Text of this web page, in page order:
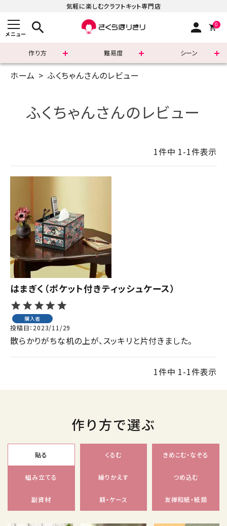
気軽に楽しむクラフトキット専門店
メニュー search person 0
作り方 難易度 シーン
まずはこちら
新着商品
診断チャート
ジャンルで選ぶ
レビューを見る
コーポレートサイト
実店舗案内
デイサービス／
介護施設関係の方へ
ホーム ふくちゃんさんのレビュー
ふくちゃんさんのレビュー
1件中 1-1件表示
はまぎく（ポケット付きティッシュケース）
購入者
投稿日 2023/11/29
散らかりがちな机の上が、スッキリと片付きました。
1件中 1-1件表示
作り方で選ぶ
貼る くるむ きめこむ・なぞる
組み立てる 繰りかえす つめ込む
副資材 額・ケース 友禅和紙・紙類